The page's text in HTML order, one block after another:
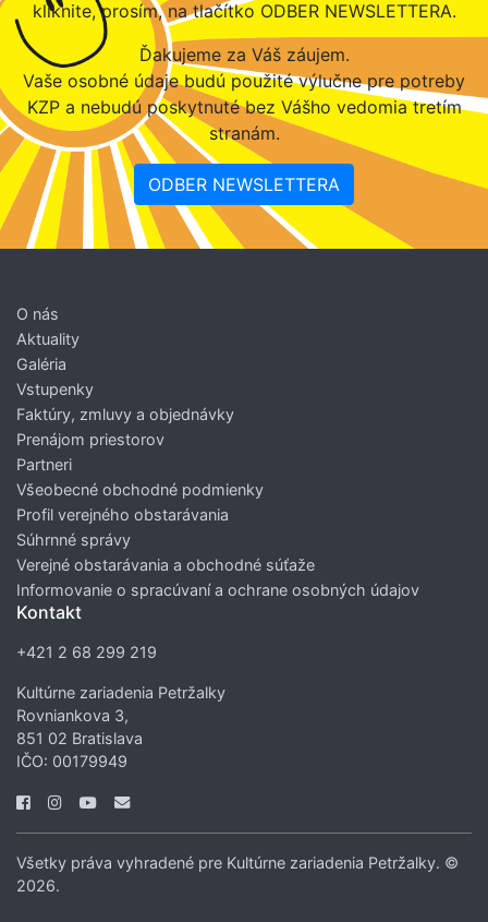
kliknite, prosím, na tlačítko ODBER NEWSLETTERA.
Ďakujeme za Váš záujem.
Vaše osobné údaje budú použité výlučne pre potreby
KZP a nebudú poskytnuté bez Vášho vedomia tretím
stranám.
ODBER NEWSLETTERA
O nás
Aktuality
Galéria
Vstupenky
Faktúry, zmluvy a objednávky
Prenájom priestorov
Partneri
Všeobecné obchodné podmienky
Profil verejného obstarávania
Súhrnné správy
Verejné obstarávania a obchodné súťaže
Informovanie o spracúvaní a ochrane osobných údajov
Kontakt
+421 2 68 299 219
Kultúrne zariadenia Petržalky
Rovniankova 3,
851 02 Bratislava
IČO: 00179949
Všetky práva vyhradené pre Kultúrne zariadenia Petržalky. ©
2026.